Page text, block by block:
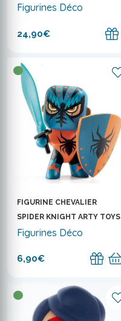
Figurines Déco
24,90€
FIGURINE CHEVALIER
SPIDER KNIGHT ARTY TOYS
Figurines Déco
6,90€